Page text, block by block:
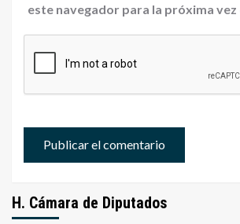
este navegador para la próxima vez
H. Cámara de Diputados